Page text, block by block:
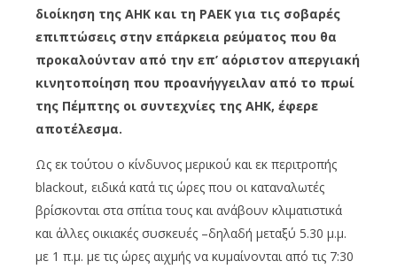
διοίκηση της ΑΗΚ και τη ΡΑΕΚ για τις σοβαρές
επιπτώσεις στην επάρκεια ρεύματος που θα
προκαλούνταν από την επ’ αόριστον απεργιακή
κινητοποίηση που προανήγγειλαν από το πρωί
της Πέμπτης οι συντεχνίες της ΑΗΚ, έφερε
αποτέλεσμα.
Ως εκ τούτου ο κίνδυνος μερικού και εκ περιτροπής
blackout, ειδικά κατά τις ώρες που οι καταναλωτές
βρίσκονται στα σπίτια τους και ανάβουν κλιματιστικά
και άλλες οικιακές συσκευές –δηλαδή μεταξύ 5.30 μ.μ.
με 1 π.μ. με τις ώρες αιχμής να κυμαίνονται από τις 7:30